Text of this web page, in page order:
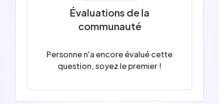
Évaluations de la
communauté
Personne n'a encore évalué cette
question, soyez le premier !